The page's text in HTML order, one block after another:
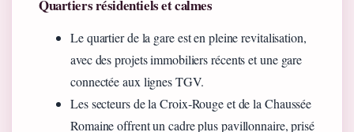
Quartiers résidentiels et calmes
Le quartier de la gare est en pleine revitalisation,
avec des projets immobiliers récents et une gare
connectée aux lignes TGV.
Les secteurs de la Croix‑Rouge et de la Chaussée
Romaine offrent un cadre plus pavillonnaire, prisé